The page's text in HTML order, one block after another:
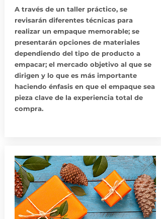
A través de un taller práctico, se
revisarán diferentes técnicas para
realizar un empaque memorable; se
presentarán opciones de materiales
dependiendo del tipo de producto a
empacar; el mercado objetivo al que se
dirigen y lo que es más importante
haciendo énfasis en que el empaque sea
pieza clave de la experiencia total de
compra.